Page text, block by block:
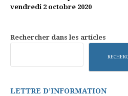
vendredi 2 octobre 2020
Rechercher dans les articles
LETTRE D’INFORMATION